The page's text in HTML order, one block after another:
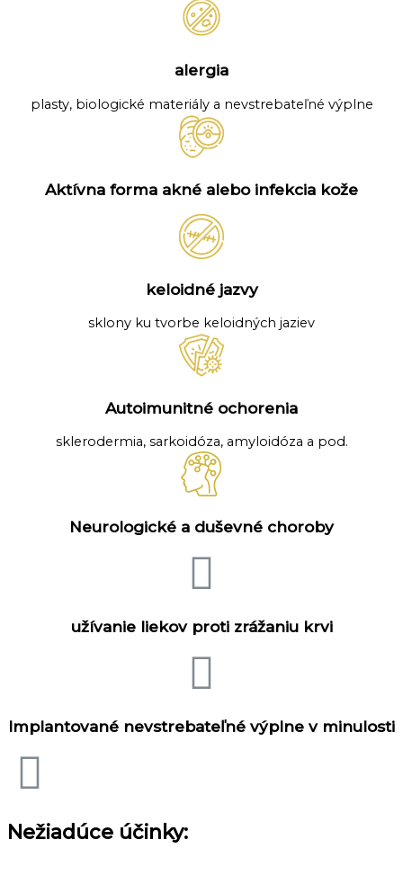
alergia
plasty, biologické materiály a nevstrebateľné výplne
Aktívna forma akné alebo infekcia kože
keloidné jazvy
sklony ku tvorbe keloidných jaziev
Autoimunitné ochorenia
sklerodermia, sarkoidóza, amyloidóza a pod.
Neurologické a duševné choroby
užívanie liekov proti zrážaniu krvi
Implantované nevstrebateľné výplne v minulosti
Nežiadúce účinky: